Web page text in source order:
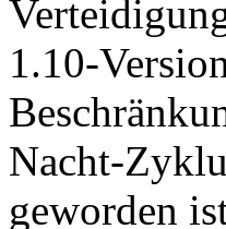
1.10-
Nacht-
geworden